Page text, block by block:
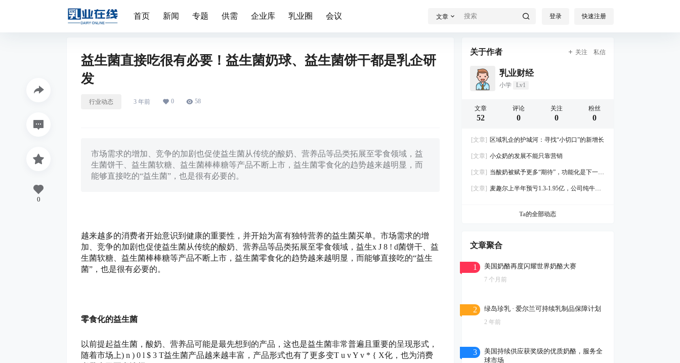
首页 新闻 专题 供需 企业库 乳业圈 会议 文章 登录 快速注册
益生菌直接吃很有必要！益生菌奶球、益生菌饼干都是乳企研
发
行业动态 3 年前 0 58
市场需求的增加、竞争的加剧也促使益生菌从传统的酸奶、营养品等品类拓展至零食领域，益
生菌饼干、益生菌软糖、益生菌棒棒糖等产品不断上市，益生菌零食化的趋势越来越明显，而
能够直接吃的“益生菌”，也是很有必要的。
越来越多的消费者开始意识到健康的重要性，并开始为富有独特营养的益生菌买单。市场需求的增
加、竞争的加剧也促使益生菌从传统的酸奶、营养品等品类拓展至零食领域，益生x J 8 ! d菌饼干、益
生菌软糖、益生菌棒棒糖等产品不断上市，益生菌零食化的趋势越来越明显，而能够直接吃的“益生
菌”，也是很有必要的。
零食化的益生菌
以前提起益生菌，酸奶、营养品可能是最先想到的产品，这也是益生菌非常普遍且重要的呈现形式，
随着市场上) n ) 0 l $ 3 T益生菌产品越来越丰富，产品形式也有了更多变T u v Y v * { X化，也为消费
0
关于作者 关注 私信
乳业财经
小学 Lv1
文章
52
评论
0
关注
0
粉丝
0
[文章] 区域乳企的护城河：寻找“小切口”的新增长
[文章] 小众奶的发展不能只靠营销
[文章] 当酸奶被赋予更多“期待”，功能化是下一个
[文章] 麦趣尔上半年预亏1.3-1.95亿，公司纯牛奶
Ta的全部动态
文章聚合
1 美国奶酪再度闪耀世界奶酪大赛
7 个月前
2 绿岛珍乳 · 爱尔兰可持续乳制品保障计划
2 年前
3
美国持续供应获奖级的优质奶酪，服务全
球市场